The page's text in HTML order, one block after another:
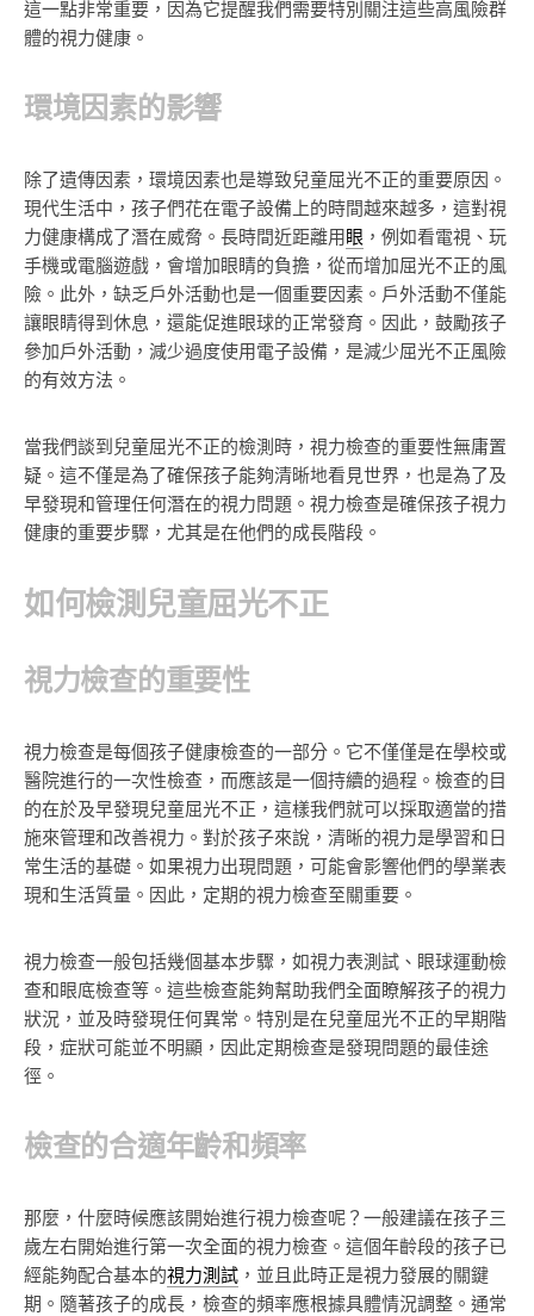
這一點非常重要，因為它提醒我們需要特別關注這些高風險群
體的視力健康。
環境因素的影響
除了遺傳因素，環境因素也是導致兒童屈光不正的重要原因。
現代生活中，孩子們花在電子設備上的時間越來越多，這對視
力健康構成了潛在威脅。長時間近距離用 眼 ，例如看電視、玩
手機或電腦遊戲，會增加眼睛的負擔，從而增加屈光不正的風
險。此外，缺乏戶外活動也是一個重要因素。戶外活動不僅能
讓眼睛得到休息，還能促進眼球的正常發育。因此，鼓勵孩子
參加戶外活動，減少過度使用電子設備，是減少屈光不正風險
的有效方法。
當我們談到兒童屈光不正的檢測時，視力檢查的重要性無庸置
疑。這不僅是為了確保孩子能夠清晰地看見世界，也是為了及
早發現和管理任何潛在的視力問題。視力檢查是確保孩子視力
健康的重要步驟，尤其是在他們的成長階段。
如何檢測兒童屈光不正
視力檢查的重要性
視力檢查是每個孩子健康檢查的一部分。它不僅僅是在學校或
醫院進行的一次性檢查，而應該是一個持續的過程。檢查的目
的在於及早發現兒童屈光不正，這樣我們就可以採取適當的措
施來管理和改善視力。對於孩子來說，清晰的視力是學習和日
常生活的基礎。如果視力出現問題，可能會影響他們的學業表
現和生活質量。因此，定期的視力檢查至關重要。
視力檢查一般包括幾個基本步驟，如視力表測試、眼球運動檢
查和眼底檢查等。這些檢查能夠幫助我們全面瞭解孩子的視力
狀況，並及時發現任何異常。特別是在兒童屈光不正的早期階
段，症狀可能並不明顯，因此定期檢查是發現問題的最佳途
徑。
檢查的合適年齡和頻率
那麼，什麼時候應該開始進行視力檢查呢？一般建議在孩子三
歲左右開始進行第一次全面的視力檢查。這個年齡段的孩子已
經能夠配合基本的視力測試 ，並且此時正是視力發展的關鍵
期。隨著孩子的成長，檢查的頻率應根據具體情況調整。通常